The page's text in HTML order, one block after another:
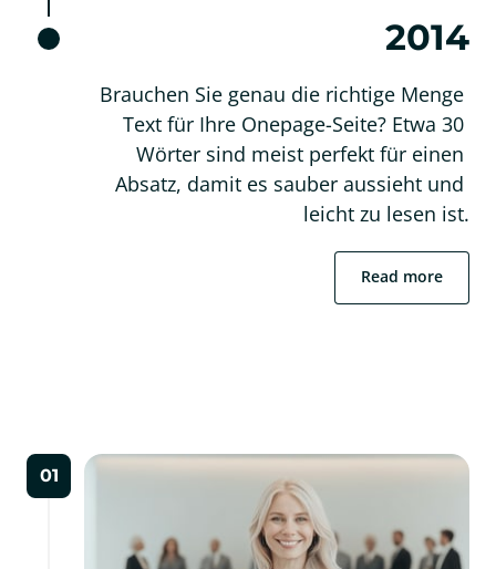
2014
Brauchen Sie genau die richtige Menge
Text für Ihre Onepage-Seite? Etwa 30
Wörter sind meist perfekt für einen
Absatz, damit es sauber aussieht und
leicht zu lesen ist.
Read more
01